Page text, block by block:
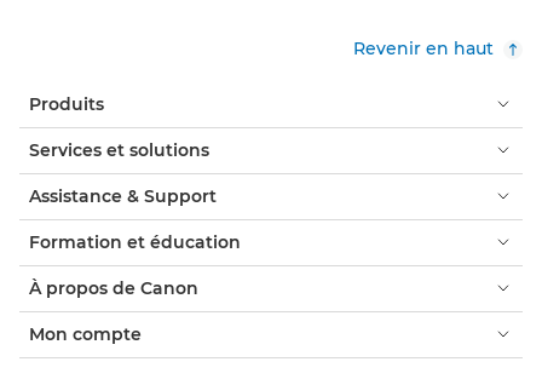
Revenir en haut
Produits
Services et solutions
Assistance & Support
Formation et éducation
À propos de Canon
Mon compte